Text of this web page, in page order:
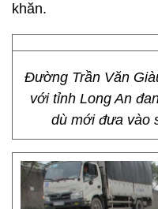
khăn.
Đường Trần Văn
với tỉnh Long An
dù mới đưa vào